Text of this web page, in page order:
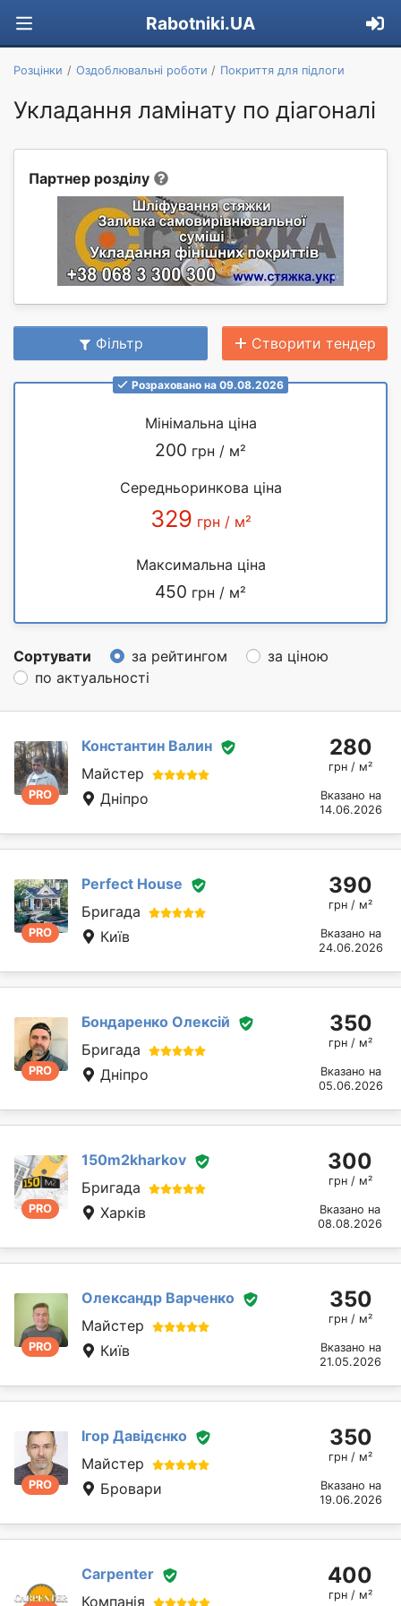
Rabotniki.UA
Розцінки Оздоблювальні роботи Покриття для підлоги
Укладання ламінату по діагоналі
Партнер розділу
Фільтр Створити тендер
Розраховано на 09.08.2026
Мінімальна ціна
200 грн / м²
Середньоринкова ціна
329 грн / м²
Максимальна ціна
450 грн / м²
Сортувати за рейтингом
за ціною
по актуальності
PRO
Константин Валин
Майстер
Дніпро
280
грн / м²
Вказано на
14.06.2026
PRO
Perfect House
Бригада
Київ
390
грн / м²
Вказано на
24.06.2026
PRO
Бондаренко Олексій
Бригада
Дніпро
350
грн / м²
Вказано на
05.06.2026
PRO
150m2kharkov
Бригада
Харків
300
грн / м²
Вказано на
08.08.2026
PRO
Олександр Варченко
Майстер
Київ
350
грн / м²
Вказано на
21.05.2026
PRO
Ігор Давідєнко
Майстер
Бровари
350
грн / м²
Вказано на
19.06.2026
Сarpenter
Компанія
400
грн / м²